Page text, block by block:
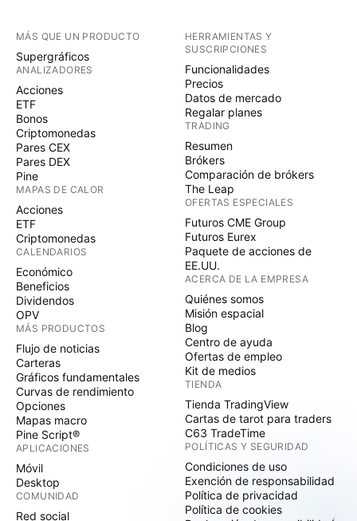
MÁS QUE UN PRODUCTO
Supergráficos
ANALIZADORES
Acciones
ETF
Bonos
Criptomonedas
Pares CEX
Pares DEX
Pine
MAPAS DE CALOR
Acciones
ETF
Criptomonedas
CALENDARIOS
Económico
Beneficios
Dividendos
OPV
MÁS PRODUCTOS
Flujo de noticias
Carteras
Gráficos fundamentales
Curvas de rendimiento
Opciones
Mapas macro
Pine Script®
APLICACIONES
Móvil
Desktop
COMUNIDAD
Red social
HERRAMIENTAS Y
SUSCRIPCIONES
Funcionalidades
Precios
Datos de mercado
Regalar planes
TRADING
Resumen
Brókers
Comparación de brókers
The Leap
OFERTAS ESPECIALES
Futuros CME Group
Futuros Eurex
Paquete de acciones de
EE.UU.
ACERCA DE LA EMPRESA
Quiénes somos
Misión espacial
Blog
Centro de ayuda
Ofertas de empleo
Kit de medios
TIENDA
Tienda TradingView
Cartas de tarot para traders
C63 TradeTime
POLÍTICAS Y SEGURIDAD
Condiciones de uso
Exención de responsabilidad
Política de privacidad
Política de cookies